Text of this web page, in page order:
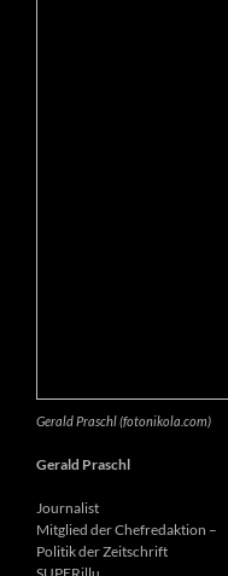
Gerald Praschl (fotonikola.com)
Gerald Praschl
Journalist
Mitglied der Chefredaktion –
Politik der Zeitschrift